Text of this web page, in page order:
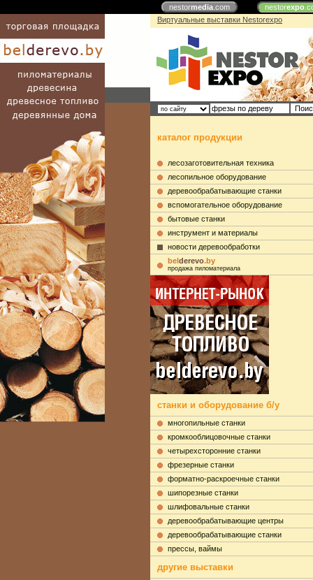
nestormedia.com nestorexpo
Виртуальные выставки Nestorexpo
каталог продукции
лесозаготовительная техника
лесопильное оборудование
деревообрабатывающие станки
вспомогательное оборудование
бытовые станки
инструмент и материалы
новости деревообработки
belderevo.by
продажа пиломатериала
станки и оборудование б/у
многопильные станки
кромкооблицовочные станки
четырехсторонние станки
фрезерные станки
форматно-раскроечные станки
шипорезные станки
шлифовальные станки
деревообрабатывающие центры
деревообрабатывающие станки
прессы, ваймы
другие выставки